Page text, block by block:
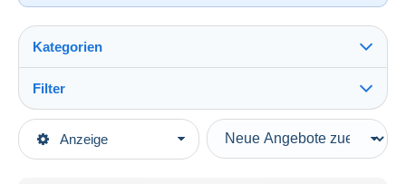
Anzeige
Kategorien
Hauptkategorien
Filter
Art der Verkäufe
Laufende Angebote